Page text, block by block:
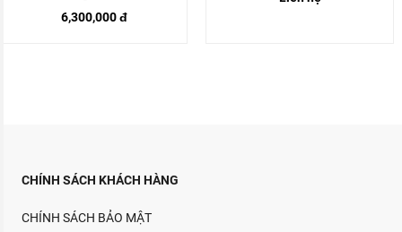
6,300,000 đ
CHÍNH SÁCH KHÁCH HÀNG
CHÍNH SÁCH BẢO MẬT